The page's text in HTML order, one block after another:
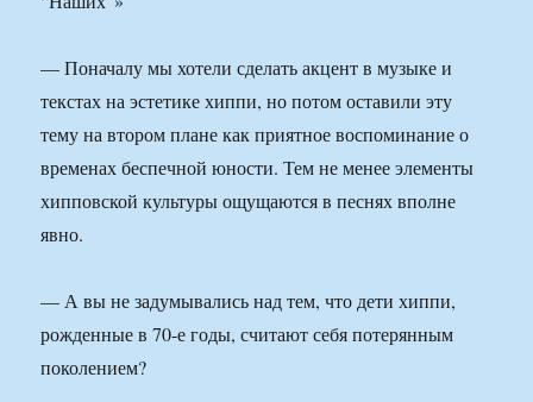
— Поначалу мы хотели сделать акцент в музыке и
текстах на эстетике хиппи, но потом оставили эту
тему на втором плане как приятное воспоминание о
временах беспечной юности. Тем не менее элементы
хипповской культуры ощущаются в песнях вполне
явно.
— А вы не задумывались над тем, что дети хиппи,
рожденные в 70-е годы, считают себя потерянным
поколением?